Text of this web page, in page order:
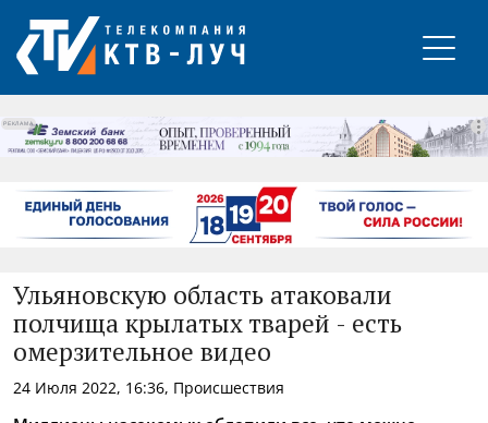
РЕКЛАМА
Ульяновскую область атаковали
полчища крылатых тварей - есть
омерзительное видео
24 Июля 2022, 16:36, Происшествия